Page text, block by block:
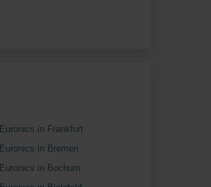
Euronics in Frankfurt
Euronics in Bremen
Euronics in Bochum